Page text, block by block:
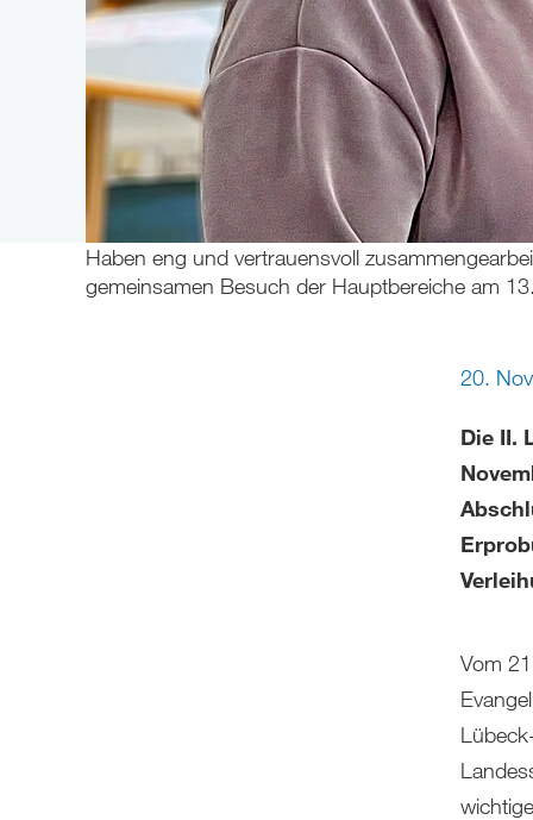
Haben eng und vertrauensvoll
gemeinsamen Besuch der Hauptbereiche am
20.
Die II.
Vom